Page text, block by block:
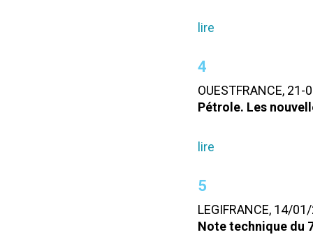
lire
4
OUESTFRANCE, 21-
Pétrole. Les
lire
5
LEGIFRANCE, 14/
Note technique du